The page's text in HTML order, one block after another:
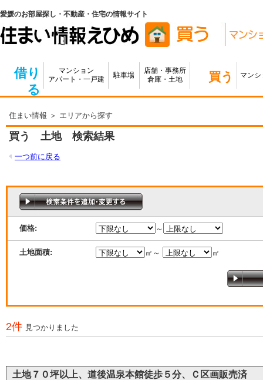
愛媛のお部屋探し・不動産・住宅の情報サイト
借り
る
マンション
アパート・一戸建
駐車場
店舗・事務所
倉庫・土地
買う マンシ
住まい情報 ＞ エリアから探す
買う 土地 検索結果
一つ前に戻る
価格: ～
土地面積: ㎡～ ㎡
2件 見つかりました
土地７０坪以上、道後温泉本館徒歩５分、Ｃ区画販売済